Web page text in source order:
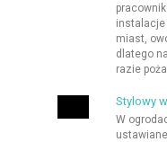
instalacje
miast,
dlatego
razie
Stylowy
W